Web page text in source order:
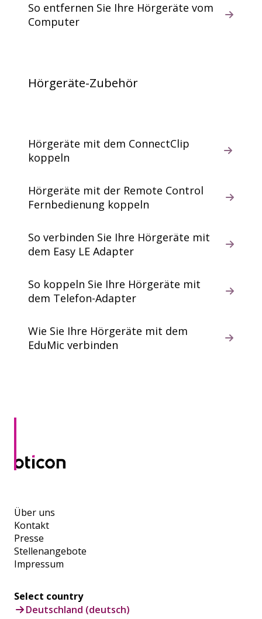
So entfernen Sie Ihre Hörgeräte vom
Computer
Hörgeräte-Zubehör
Hörgeräte mit dem ConnectClip
koppeln
Hörgeräte mit der Remote Control
Fernbedienung koppeln
So verbinden Sie Ihre Hörgeräte mit
dem Easy LE Adapter
So koppeln Sie Ihre Hörgeräte mit
dem Telefon-Adapter
Wie Sie Ihre Hörgeräte mit dem
EduMic verbinden
Über uns
Kontakt
Presse
Stellenangebote
Impressum
Select country
Deutschland (deutsch)